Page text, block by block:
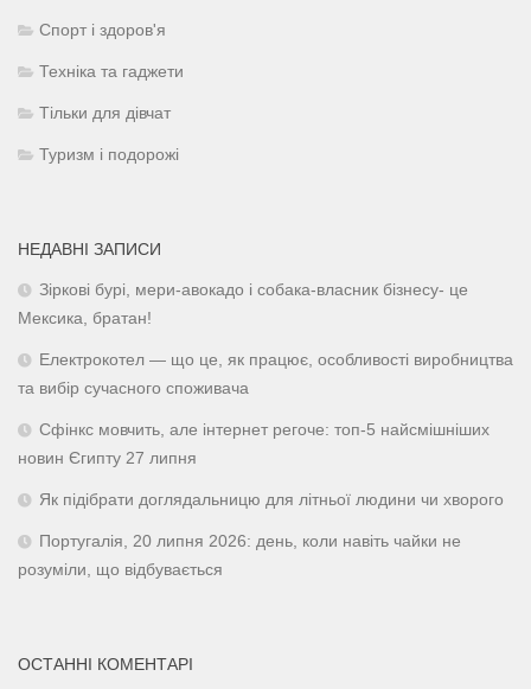
Спорт і здоров'я
Техніка та гаджети
Тільки для дівчат
Туризм і подорожі
НЕДАВНІ ЗАПИСИ
Зіркові бурі, мери-авокадо і собака-власник бізнесу- це
Мексика, братан!
Електрокотел — що це, як працює, особливості виробництва
та вибір сучасного споживача
Сфінкс мовчить, але інтернет регоче: топ-5 найсмішніших
новин Єгипту 27 липня
Як підібрати доглядальницю для літньої людини чи хворого
Португалія, 20 липня 2026: день, коли навіть чайки не
розуміли, що відбувається
ОСТАННІ КОМЕНТАРІ